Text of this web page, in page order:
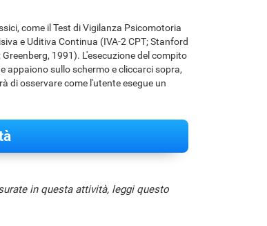
come il Test di Vigilanza Psicomotoria
e Uditiva Continua (IVA-2 CPT; Stanford
1991). L'esecuzione del compito
appaiono sullo schermo e cliccarci sopra,
di osservare come l'utente esegue un
in questa attività, leggi questo